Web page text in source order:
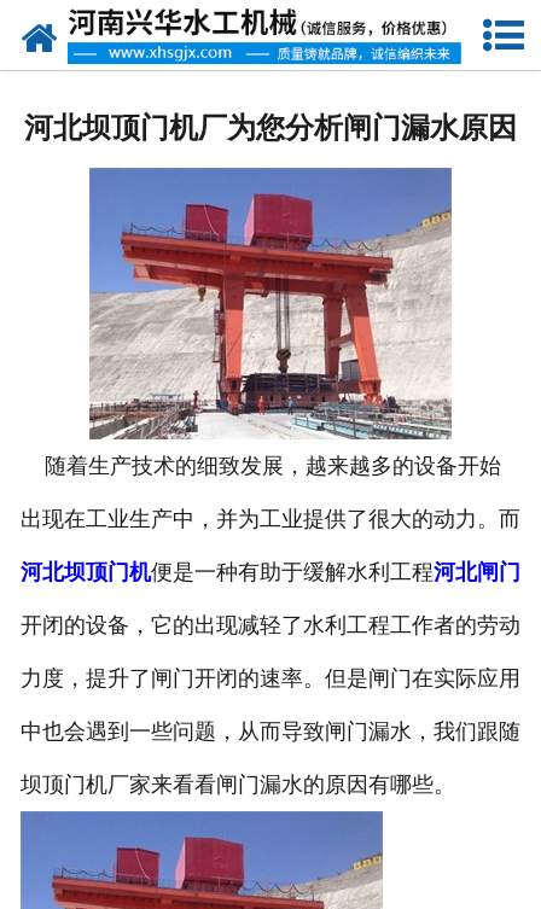
网站首页
新闻资讯
客户案例
资质荣誉
联系我们
河北坝顶门机厂为您分析闸门漏水原因
随着生产技术的细致发展，越来越多的设备开始
出现在工业生产中，并为工业提供了很大的动力。而
河北坝顶门机便是一种有助于缓解水利工程河北闸门
开闭的设备，它的出现减轻了水利工程工作者的劳动
力度，提升了闸门开闭的速率。但是闸门在实际应用
中也会遇到一些问题，从而导致闸门漏水，我们跟随
坝顶门机厂家来看看闸门漏水的原因有哪些。